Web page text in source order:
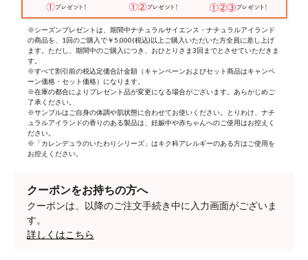
※シーズンプレゼントは、期間中ナチュラルサイエンス・ナチュラルアイランド
の商品を、1回のご購入で￥5,000(税込)以上ご購入いただいた方全員に差し上げ
ます。ただし、期間中のご購入につき、おひとりさま3回までとさせていただきま
す。
※すべて割引前の税込定価合計金額（キャンペーンおよびセット商品はキャンペ
ーン価格・セット価格）になります。
※在庫の都合によりプレゼント品が変更になる場合がございます。あらかじめご
了承ください。
※サンプルはご自身の体調や肌状態に合わせてお使いください。とりわけ、ナチ
ュラルアイランドの香りのある製品は、妊娠中や赤ちゃんへのご使用はお控えく
ださい。
※「カレンデュラのいたわりシリーズ」はキク科アレルギーのある方はご使用を
お控えください。
クーポンをお持ちの方へ
クーポンは、以降のご注文手続き中に入力画面がございま
す。
詳しくはこちら